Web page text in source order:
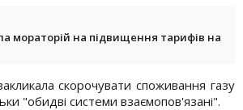
мораторій на підвищення тарифів на
скорочувати споживання газу
"обидві системи взаємопов'язані".